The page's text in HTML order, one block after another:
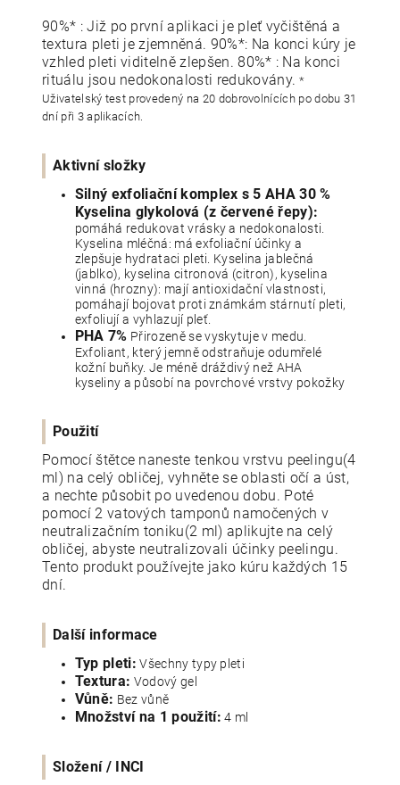
90%* : Již po první aplikaci je pleť vyčištěná a
textura pleti je zjemněná. 90%*: Na konci kúry je
vzhled pleti viditelně zlepšen. 80%* : Na konci
rituálu jsou nedokonalosti redukovány.*
Uživatelský test provedený na 20 dobrovolnících po dobu 31
dní při 3 aplikacích.
Aktivní složky
Silný exfoliační komplex s 5 AHA 30 %
Kyselina glykolová (z červené řepy):
pomáhá redukovat vrásky a nedokonalosti.
Kyselina mléčná: má exfoliační účinky a
zlepšuje hydrataci pleti. Kyselina jablečná
(jablko), kyselina citronová (citron), kyselina
vinná (hrozny): mají antioxidační vlastnosti,
pomáhají bojovat proti známkám stárnutí pleti,
exfoliují a vyhlazují pleť.
PHA 7% Přirozeně se vyskytuje v medu.
Exfoliant, který jemně odstraňuje odumřelé
kožní buňky. Je méně dráždivý než AHA
kyseliny a působí na povrchové vrstvy pokožky
Použití
Pomocí štětce naneste tenkou vrstvu peelingu(4
ml) na celý obličej, vyhněte se oblasti očí a úst,
a nechte působit po uvedenou dobu. Poté
pomocí 2 vatových tamponů namočených v
neutralizačním toniku(2 ml) aplikujte na celý
obličej, abyste neutralizovali účinky peelingu.
Tento produkt používejte jako kúru každých 15
dní.
Další informace
Typ pleti: Všechny typy pleti
Textura: Vodový gel
Vůně: Bez vůně
Množství na 1 použití: 4 ml
Složení / INCI